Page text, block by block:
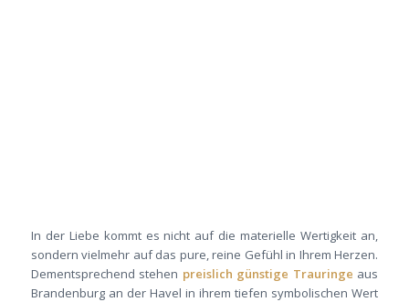
In der Liebe kommt es nicht auf die materielle Wertigkeit an,
sondern vielmehr auf das pure, reine Gefühl in Ihrem Herzen.
Dementsprechend stehen preislich günstige Trauringe aus
Brandenburg an der Havel in ihrem tiefen symbolischen Wert